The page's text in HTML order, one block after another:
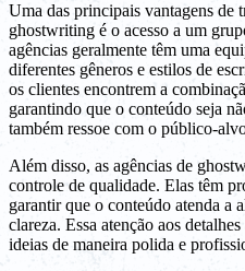
Uma das principais vantagens de
ghostwriting é o acesso a um
agências geralmente têm uma
diferentes gêneros e estilos de
os clientes encontrem a
garantindo que o conteúdo seja
também ressoe com o público-
Além disso, as agências de
controle de qualidade. Elas têm
garantir que o conteúdo atenda a
clareza. Essa atenção aos
ideias de maneira polida e